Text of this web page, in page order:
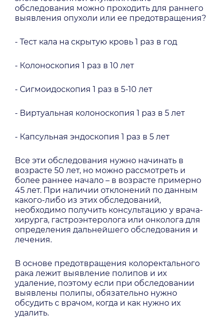
обследования можно проходить для раннего
выявления опухоли или ее предотвращения?
- Тест кала на скрытую кровь 1 раз в год
- Колоноскопия 1 раз в 10 лет
- Сигмоидоскопия 1 раз в 5-10 лет
- Виртуальная колоноскопия 1 раз в 5 лет
- Капсульная эндоскопия 1 раз в 5 лет
Все эти обследования нужно начинать в
возрасте 50 лет, но можно рассмотреть и
более раннее начало – в возрасте примерно
45 лет. При наличии отклонений по данным
какого-либо из этих обследований,
необходимо получить консультацию у врача-
хирурга, гастроэнтеролога или онколога для
определения дальнейшего обследования и
лечения.
В основе предотвращения колоректального
рака лежит выявление полипов и их
удаление, поэтому если при обследовании
выявлены полипы, обязательно нужно
обсудить с врачом, когда и как нужно их
удалить.